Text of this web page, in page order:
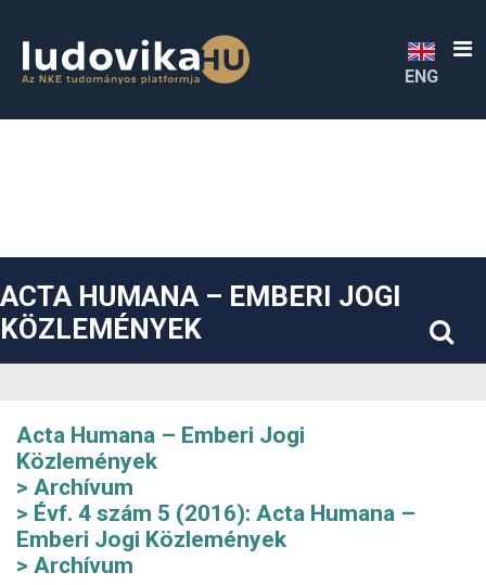
##plugins.themes.bootstrap3.accessible_menu.sidebar##
ENG
ACTA HUMANA – EMBERI JOGI
KÖZLEMÉNYEK
Acta Humana – Emberi Jogi
Közlemények
Archívum
Évf. 4 szám 5 (2016): Acta Humana –
Emberi Jogi Közlemények
Archívum